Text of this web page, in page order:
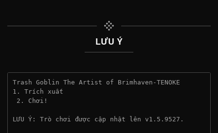
LƯU Ý
Trash Goblin The Artist of Brimhaven-TENOKE
1. Trích xuất
2. Chơi!
LƯU Ý: Trò chơi được cập nhật lên v1.5.9527.